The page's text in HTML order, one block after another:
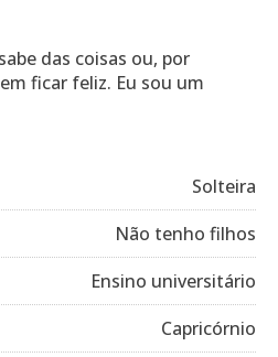
das coisas ou, por
ficar feliz. Eu sou um
Solteira
Não tenho filhos
Ensino universitário
Capricórnio